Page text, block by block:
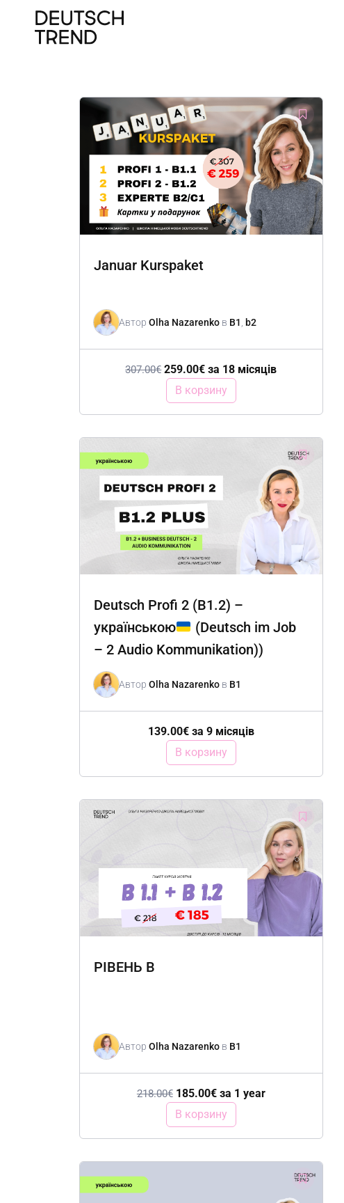
Januar Kurspaket
Автор Olha Nazarenko в B1 b2
307.00€ 259.00€ за 18 місяців
В корзину
Deutsch Profi 2 (B1.2) –
українською
(Deutsch im Job
– 2 Audio Kommunikation))
Автор Olha Nazarenko в B1
139.00€ за 9 місяців
В корзину
РІВЕНЬ B
Автор Olha Nazarenko в B1
218.00€ 185.00€ за 1 year
В корзину